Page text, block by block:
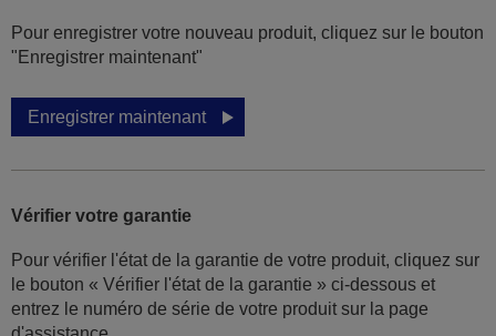
Pour enregistrer votre nouveau produit, cliquez sur le bouton
"Enregistrer maintenant"
Enregistrer maintenant
Vérifier votre garantie
Pour vérifier l'état de la garantie de votre produit, cliquez sur
le bouton « Vérifier l'état de la garantie » ci-dessous et
entrez le numéro de série de votre produit sur la page